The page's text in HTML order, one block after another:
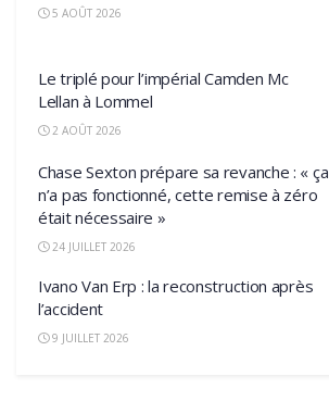
5 AOÛT 2026
Le triplé pour l’impérial Camden Mc
Lellan à Lommel
2 AOÛT 2026
Chase Sexton prépare sa revanche : « ça
n’a pas fonctionné, cette remise à zéro
était nécessaire »
24 JUILLET 2026
Ivano Van Erp : la reconstruction après
l’accident
9 JUILLET 2026